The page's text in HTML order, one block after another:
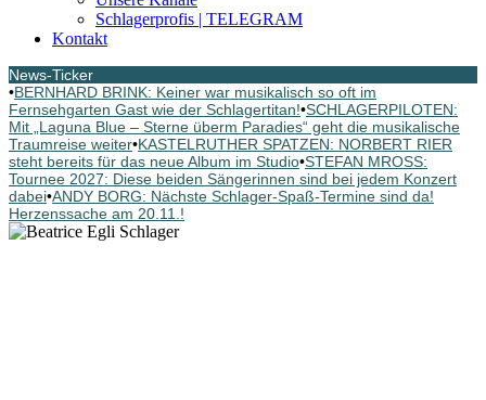
Schlagerprofis | TELEGRAM
Kontakt
News-Ticker
•BERNHARD BRINK: Keiner war musikalisch so oft im
Fernsehgarten Gast wie der Schlagertitan!•SCHLAGERPILOTEN:
Mit „Laguna Blue – Sterne überm Paradies“ geht die musikalische
Traumreise weiter•KASTELRUTHER SPATZEN: NORBERT RIER
steht bereits für das neue Album im Studio•STEFAN MROSS:
Tournee 2027: Diese beiden Sängerinnen sind bei jedem Konzert
dabei•ANDY BORG: Nächste Schlager-Spaß-Termine sind da!
Herzenssache am 20.11.!